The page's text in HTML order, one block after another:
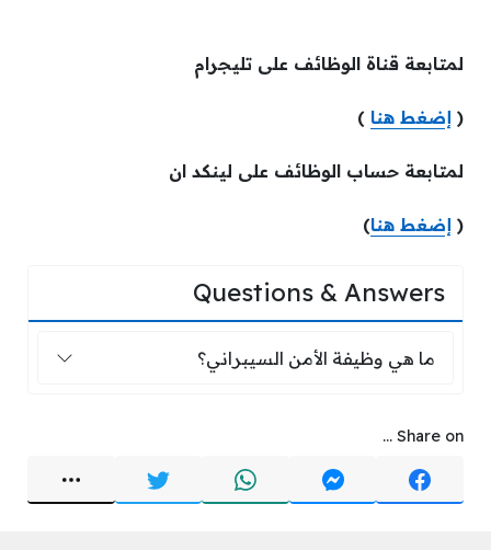
لمتابعة قناة الوظائف على تليجرام
( إضغط هنا )
لمتابعة حساب الوظائف على لينكد ان
( إضغط هنا)
Questions & Answers
ما هي وظيفة الأمن السيبراني؟
ما هي وظيفة الأمن السيبراني؟
Share on ...